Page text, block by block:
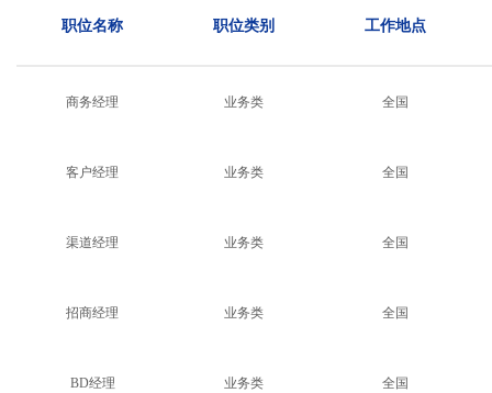
职位名称 职位类别 工作地点
商务经理 业务类 全国
客户经理 业务类 全国
渠道经理 业务类 全国
招商经理 业务类 全国
BD经理 业务类 全国